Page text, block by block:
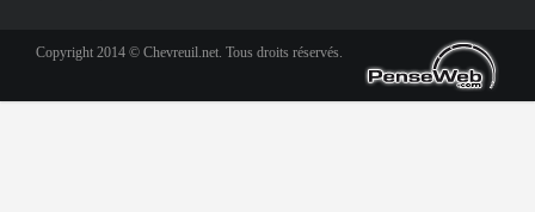
Copyright 2014 © Chevreuil.net. Tous droits réservés.